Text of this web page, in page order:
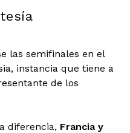
las semifinales en el
instancia que tiene a
de los
diferencia, Francia y